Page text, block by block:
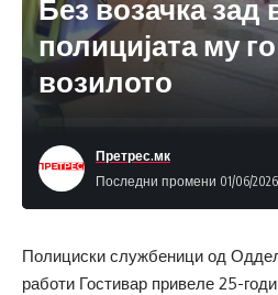
Без возачка зад
полицијата му
возилото
Последни промени 01/06/2026
Претрес.мк
Полициски службеници од
работи Гостивар привеле 25-